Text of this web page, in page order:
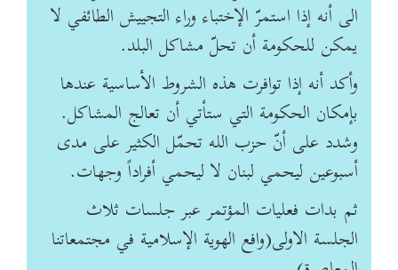
الى أنه إذا استمرّ الإختباء وراء التجييش الطائفي لا
يمكن للحكومة أن تحلّ مشاكل البلد.
وأكد أنه إذا توافرت هذه الشروط الأساسية عندها
بإمكان الحكومة التي ستأتي أن تعالج المشاكل.
وشدد على أنّ حزب الله تحمّل الكثير على مدى
أسبوعين ليحمي لبنان لا ليحمي أفراداً وجهات.‎
ثم بدات فعليات المؤتمر عبر جلسات ثلاث
الجلسة الاولى(وافع الهوية الإسلامية في مجتمعاتنا